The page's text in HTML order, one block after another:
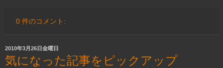
0 件のコメント:
2010年3月26日金曜日
気になった記事をピックアップ